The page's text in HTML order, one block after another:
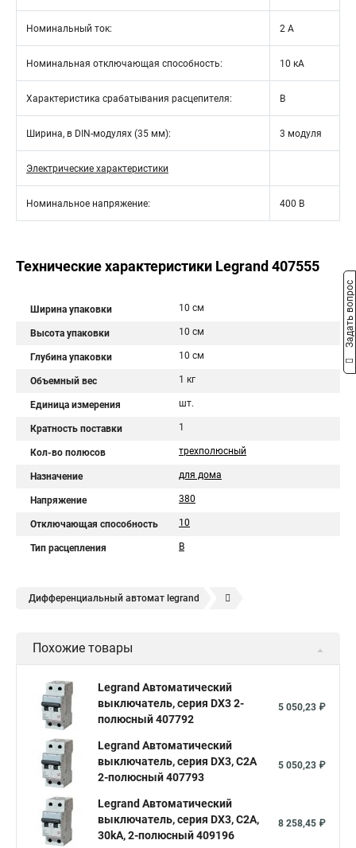
Номинальный ток: 2 А
Номинальная отключающая способность: 10 кА
Характеристика срабатывания расцепителя: B
Ширина, в DIN-модулях (35 мм): 3 модуля
Электрические характеристики
Номинальное напряжение: 400 В
Технические характеристики Legrand 407555
Ширина упаковки 10 см
Высота упаковки 10 см
Глубина упаковки 10 см
Объемный вес 1 кг
Единица измерения шт.
Кратность поставки 1
Кол-во полюсов трехполюсный
Назначение для дома
Напряжение 380
Отключающая способность 10
Тип расцепления B
Дифференциальный автомат legrand
Похожие товары
Legrand Автоматический
выключатель, серия DX3 2-
полюсный 407792
5 050,23 ₽
Legrand Автоматический
выключатель, серия DX3, С2A
2-полюсный 407793
5 050,23 ₽
Legrand Автоматический
выключатель, серия DX3, С2A,
30kA, 2-полюсный 409196
8 258,45 ₽
Задать вопрос